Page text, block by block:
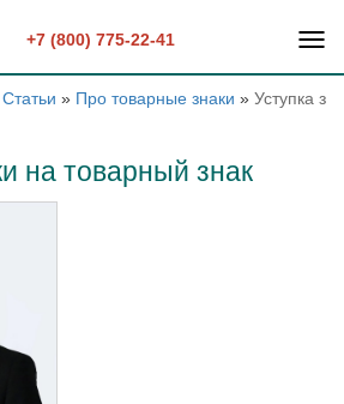
+7 (800) 775-22-41
Статьи » Про товарные знаки » Уступка
на товарный знак